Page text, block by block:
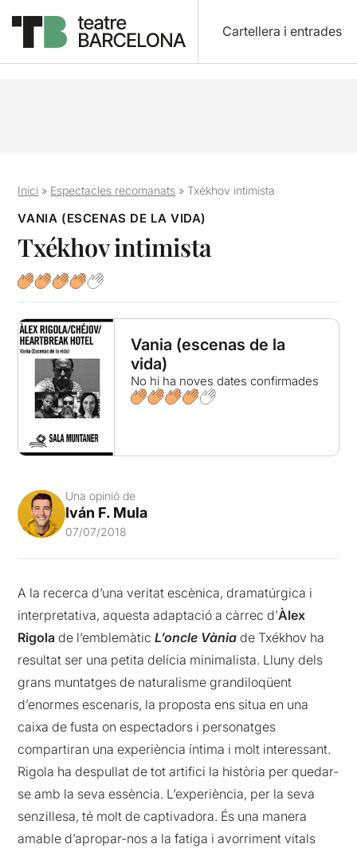
Cartellera i entrades
Inici » Espectacles recomanats »Txékhov intimista
VANIA (ESCENAS DE LA VIDA)
Txékhov intimista
Vania (escenas de la
vida)
No hi ha noves dates confirmades
Una opinió de
Iván F. Mula
07/07/2018
A la recerca d’una veritat escènica, dramatúrgica i
interpretativa, aquesta adaptació a càrrec d’Àlex
Rigolade l’emblemàticL’oncle Vània de Txékhov ha
resultat ser una petita delícia minimalista. Lluny dels
grans muntatges de naturalisme grandiloqüent
d’enormes escenaris, la proposta ens situa en una
caixa de fusta on espectadors i personatges
compartiran una experiència íntima i molt interessant.
Rigola ha despullat de tot artifici la història per quedar-
se amb la seva essència. L’experiència, per la seva
senzillesa, té molt de captivadora. És una manera
amable d’apropar-nos a la fatiga i avorriment vitals